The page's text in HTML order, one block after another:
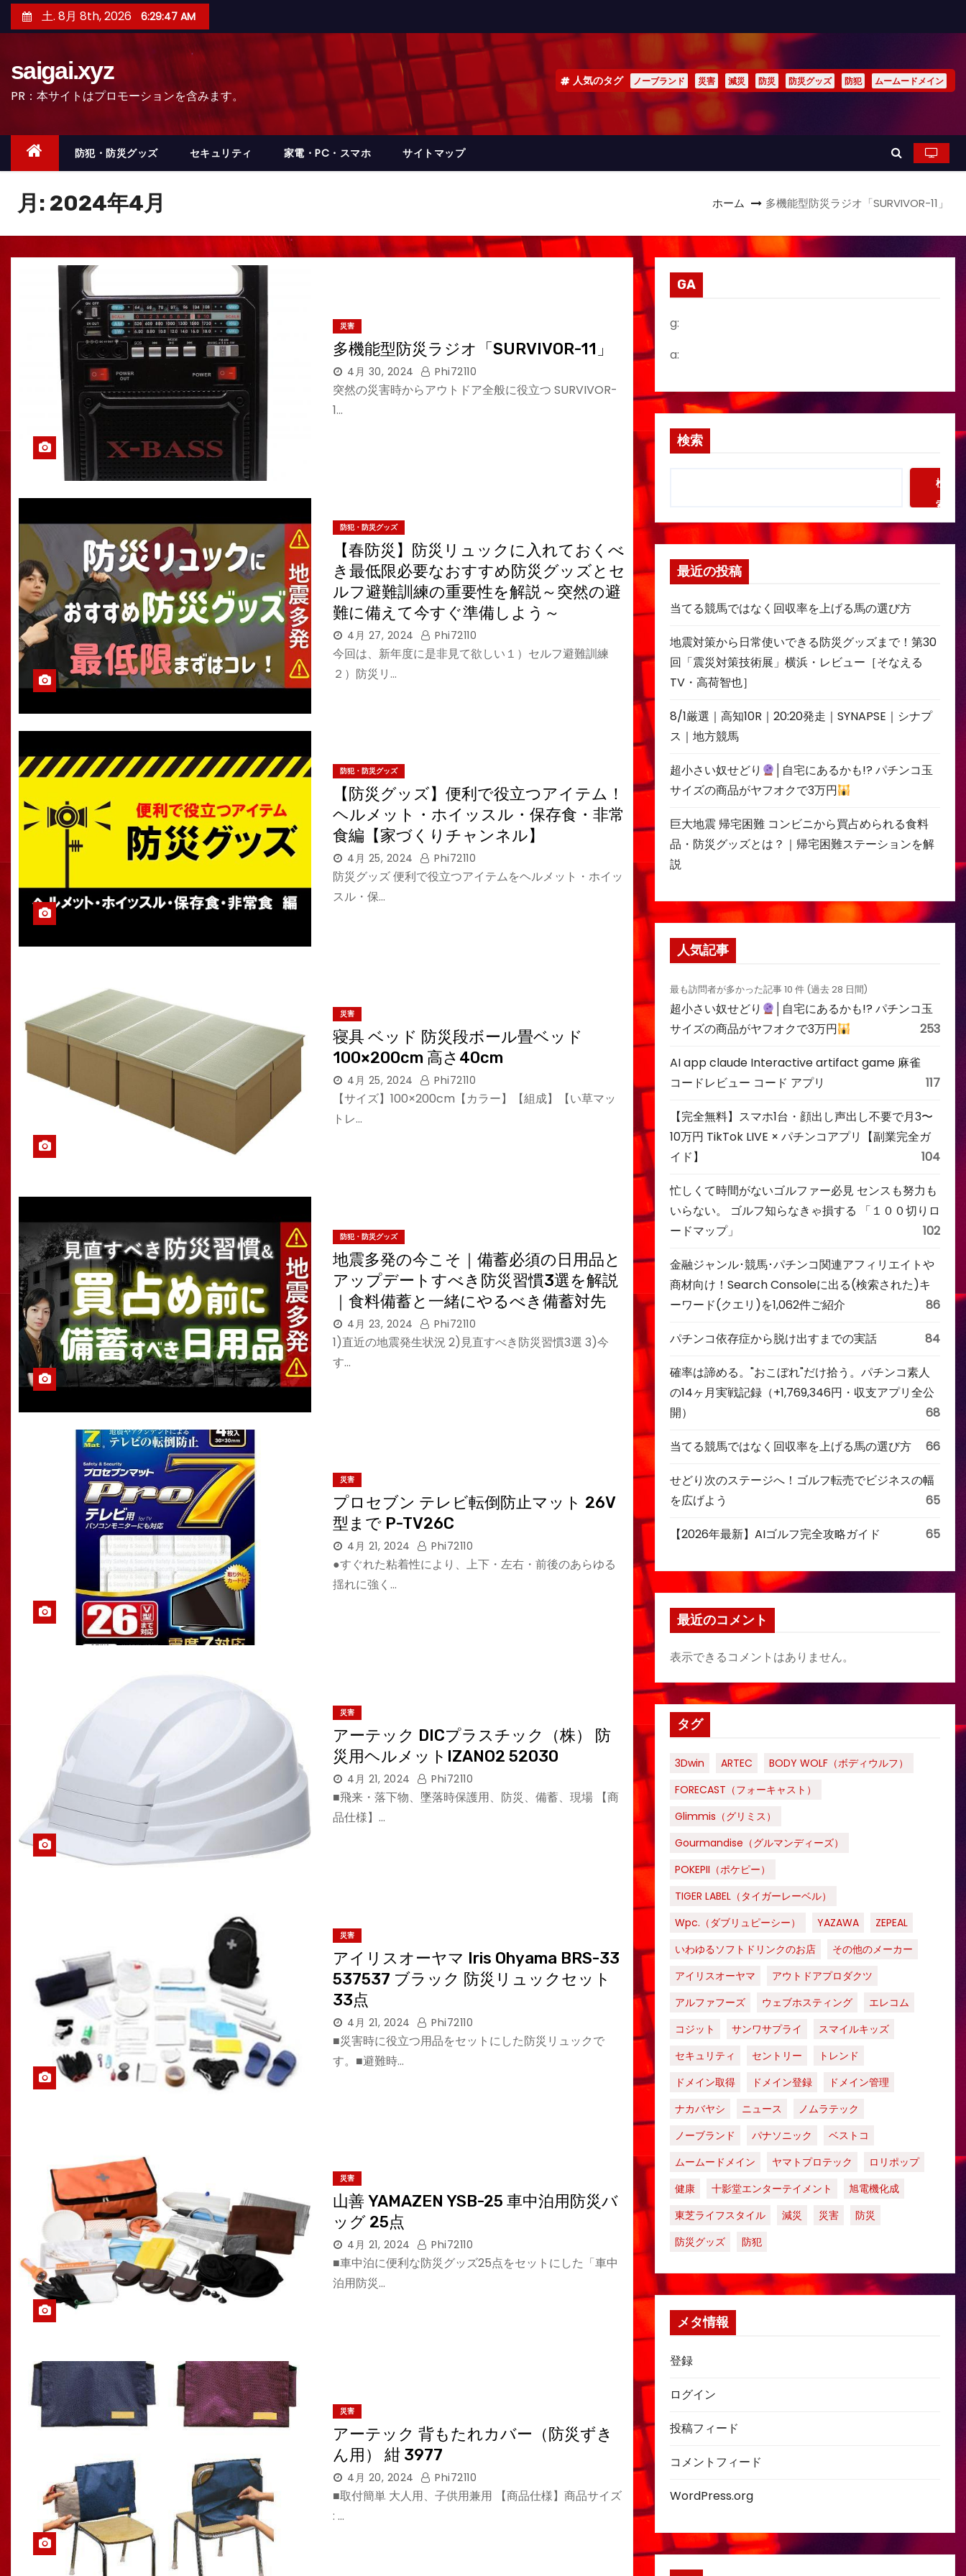
ン
ッ
土. 8月 8th, 2026 6:29:49 AM
saigai.xyz
PR：本サイトはプロモーションを含みます。
人気のタグ ノーブランド 災害 減災 防災 防災グッズ 防犯 ムームードメイン
防犯・防災グッズ セキュリティ 家電・PC・スマホ サイトマップ
月: 2024年4月 ホーム 多機能型防災ラジオ「SURVIVOR-11」
災害
多機能型防災ラジオ「SURVIVOR-11」
4月 30, 2024 Phi72110
突然の災害時からアウトドア全般に役立つ SURVIVOR-
1…
防犯・防災グッズ
【春防災】防災リュックに入れておくべ
き最低限必要なおすすめ防災グッズとセ
ルフ避難訓練の重要性を解説～突然の避
難に備えて今すぐ準備しよう～
4月 27, 2024 Phi72110
今回は、新年度に是非見て欲しい１）セルフ避難訓練
２）防災リ…
防犯・防災グッズ
【防災グッズ】便利で役立つアイテム！
ヘルメット・ホイッスル・保存食・非常
食編【家づくりチャンネル】
4月 25, 2024 Phi72110
防災グッズ 便利で役立つアイテムをヘルメット・ホイッ
スル・保…
災害
寝具 ベッド 防災段ボール畳ベッド
100×200cm 高さ40cm
4月 25, 2024 Phi72110
【サイズ】100×200cm【カラー】【組成】【い草マッ
トレ…
防犯・防災グッズ
地震多発の今こそ｜備蓄必須の日用品と
アップデートすべき防災習慣3選を解説
｜食料備蓄と一緒にやるべき備蓄対先
4月 23, 2024 Phi72110
1)直近の地震発生状況 2)見直すべき防災習慣3選 3)今
す…
災害
プロセブン テレビ転倒防止マット 26V
型まで P-TV26C
4月 21, 2024 Phi72110
●すぐれた粘着性により、上下・左右・前後のあらゆる
揺れに強く…
災害
アーテック DICプラスチック（株） 防
災用ヘルメットIZANO2 52030
4月 21, 2024 Phi72110
■飛来・落下物、墜落時保護用、防災、備蓄、現場 【商
品仕様】…
災害
アイリスオーヤマ Iris Ohyama BRS-33
537537 ブラック 防災リュックセット
33点
4月 21, 2024 Phi72110
■災害時に役立つ用品をセットにした防災リュックで
す。■避難時…
災害
山善 YAMAZEN YSB-25 車中泊用防災バ
ッグ 25点
4月 21, 2024 Phi72110
■車中泊に便利な防災グッズ25点をセットにした「車中
泊用防災…
災害
アーテック 背もたれカバー（防災ずき
ん用） 紺 3977
4月 20, 2024 Phi72110
■取付簡単 大人用、子供用兼用 【商品仕様】商品サイズ
: …
GA
g:
a:
検索
検
索
最近の投稿
当てる競馬ではなく回収率を上げる馬の選び方
地震対策から日常使いできる防災グッズまで！第30
回「震災対策技術展」横浜・レビュー［そなえる
TV・高荷智也］
8/1厳選｜高知10R｜20:20発走｜SYNAPSE｜シナプ
ス｜地方競馬
超小さい奴せどり
│自宅にあるかも!? パチンコ玉
サイズの商品がヤフオクで3万円
巨大地震 帰宅困難 コンビニから買占められる食料
品・防災グッズとは？｜帰宅困難ステーションを解
説
人気記事
最も訪問者が多かった記事 10 件 (過去 28 日間)
超小さい奴せどり
│自宅にあるかも!? パチンコ玉
サイズの商品がヤフオクで3万円
253
AI app claude Interactive artifact game 麻雀
コードレビュー コード アプリ
117
【完全無料】スマホ1台・顔出し声出し不要で月3〜
10万円 TikTok LIVE × パチンコアプリ【副業完全ガ
イド】
104
忙しくて時間がないゴルファー必見 センスも努力も
いらない。 ゴルフ知らなきゃ損する 「１００切りロ
ードマップ」
102
金融ジャンル･競馬･パチンコ関連アフィリエイトや
商材向け！Search Consoleに出る(検索された)キ
ーワード(クエリ)を1,062件ご紹介
86
パチンコ依存症から脱け出すまでの実話 84
確率は諦める。"おこぼれ"だけ拾う。パチンコ素人
の14ヶ月実戦記録（+1,769,346円・収支アプリ全公
開）
68
当てる競馬ではなく回収率を上げる馬の選び方 66
せどり次のステージへ！ゴルフ転売でビジネスの幅
を広げよう
65
【2026年最新】AIゴルフ完全攻略ガイド 65
最近のコメント
表示できるコメントはありません。
タグ
3Dwin ARTEC
BODY WOLF（ボディウルフ）
FORECAST（フォーキャスト）
Glimmis（グリミス）
Gourmandise（グルマンディーズ）
POKEPII（ポケピー）
TIGER LABEL（タイガーレーベル）
Wpc.（ダブリュピーシー）
YAZAWA
ZEPEAL
いわゆるソフトドリンクのお店
その他のメーカー
アイリスオーヤマ
アウトドアプロダクツ
アルファフーズ
ウェブホスティング
エレコム
コジット
サンワサプライ
スマイルキッズ
セキュリティ
セントリー
トレンド
ドメイン取得
ドメイン登録
ドメイン管理
ナカバヤシ
ニュース
ノムラテック
ノーブランド
パナソニック
ベストコ
ムームードメイン
ヤマトプロテック
ロリポップ
健康
十影堂エンターテイメント
旭電機化成
東芝ライフスタイル
減災 災害
防災
防災グッズ
防犯
メタ情報
登録
ログイン
投稿フィード
コメントフィード
WordPress.org